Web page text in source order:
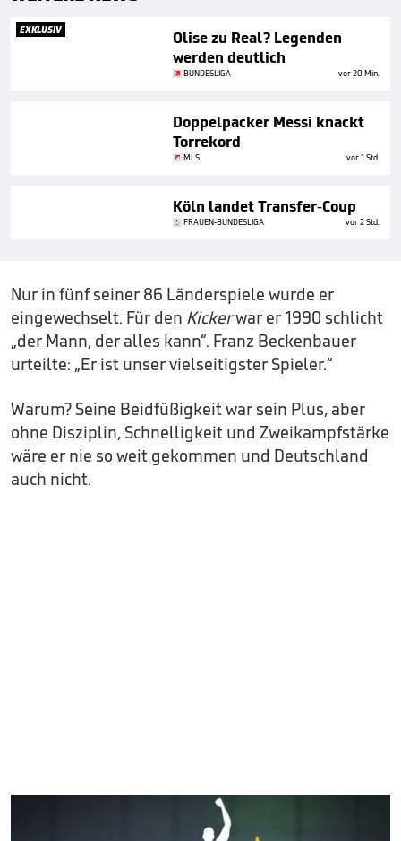
EXKLUSIV
Olise zu Real? Legenden
werden deutlich
BUNDESLIGA vor 20 Min.
Doppelpacker Messi knackt
Torrekord
MLS vor 1 Std.
Köln landet Transfer-Coup
FRAUEN-BUNDESLIGA vor 2 Std.
Nur in fünf seiner 86 Länderspiele wurde er
eingewechselt. Für den Kickerwar er 1990 schlicht
„der Mann, der alles kann“. Franz Beckenbauer
urteilte: „Er ist unser vielseitigster Spieler.“
Warum? Seine Beidfüßigkeit war sein Plus, aber
ohne Disziplin, Schnelligkeit und Zweikampfstärke
wäre er nie so weit gekommen und Deutschland
auch nicht.